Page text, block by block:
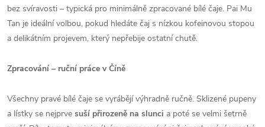
bez svíravosti – typická pro minimálně zpracované bílé čaje. Pai Mu
Tan je ideální volbou, pokud hledáte čaj s nízkou kofeinovou stopou
a delikátním projevem, který nepřebije ostatní chutě.
Zpracování – ruční práce v Číně
Všechny pravé bílé čaje se vyrábějí výhradně ručně. Sklizené pupeny
a lístky se nejprve suší přirozeně na slunci a poté se velmi šetrně